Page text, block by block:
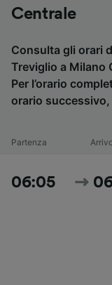
Centrale
Consulta gli orari
Treviglio a Milano
Per l’orario
orario successivo,
Partenza
06:05